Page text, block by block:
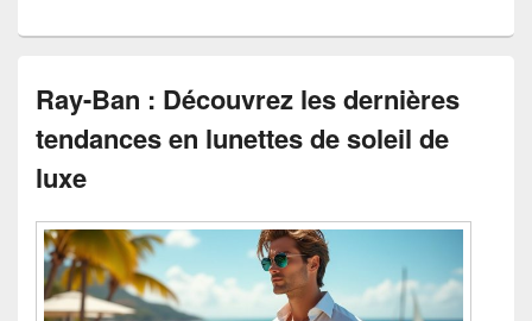
Ray-Ban : Découvrez les dernières
tendances en lunettes de soleil de
luxe